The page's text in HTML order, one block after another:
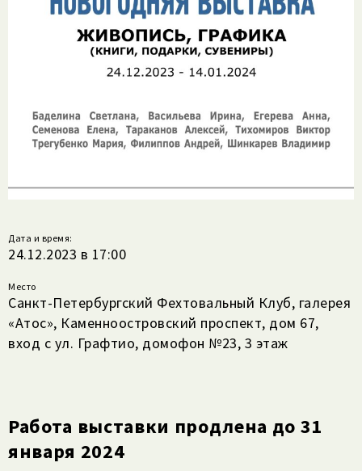
Дата и время:
24.12.2023 в 17:00
Место
Санкт-​Петербургский Фехтовальный Клуб, галерея
«Атос», Каменноостровский проспект, дом 67,
вход с ул. Графтио, домофон №23, 3 этаж
Работа выставки продлена до 31
января 2024